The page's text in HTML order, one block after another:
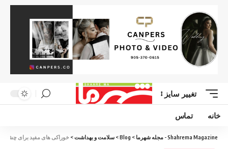
تغییر سایز
خانه تماس
Shahrema Magazine - مجله شهرما >
Blog
> سلامت و بهداشت> خوراکی های مفید برای